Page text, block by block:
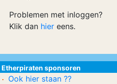
Problemen met inloggen?
Klik dan hier eens.
Etherpiraten sponsoren
Ook hier staan ??